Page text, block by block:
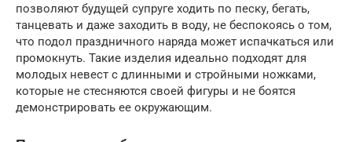
позволяют будущей супруге ходить по песку, бегать,
танцевать и даже заходить в воду, не беспокоясь о том,
что подол праздничного наряда может испачкаться или
промокнуть. Такие изделия идеально подходят для
молодых невест с длинными и стройными ножками,
которые не стесняются своей фигуры и не боятся
демонстрировать ее окружающим.